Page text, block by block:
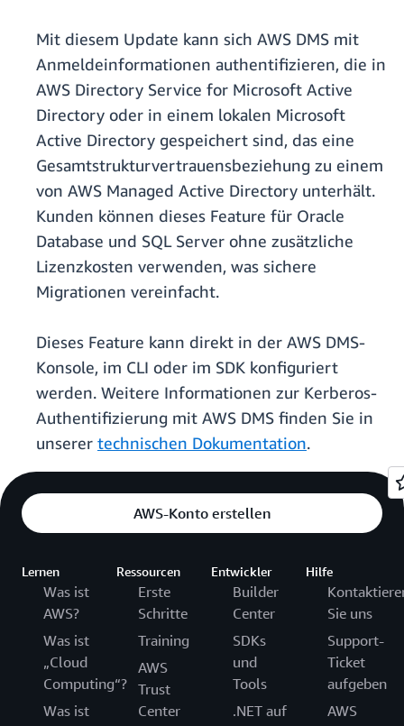
Mit diesem Update kann sich AWS DMS mit
Anmeldeinformationen authentifizieren, die in
AWS Directory Service for Microsoft Active
Directory oder in einem lokalen Microsoft
Active Directory gespeichert sind, das eine
Gesamtstrukturvertrauensbeziehung zu einem
von AWS Managed Active Directory unterhält.
Kunden können dieses Feature für Oracle
Database und SQL Server ohne zusätzliche
Lizenzkosten verwenden, was sichere
Migrationen vereinfacht.
Dieses Feature kann direkt in der AWS DMS-
Konsole, im CLI oder im SDK konfiguriert
werden. Weitere Informationen zur Kerberos-
Authentifizierung mit AWS DMS finden Sie in
unserer technischen Dokumentation.
AWS-Konto erstellen
Lernen
Was ist
AWS?
Was ist
„Cloud
Computing“?
Was ist
Ressourcen
Erste
Schritte
Training
AWS
Trust
Center
Entwickler
Builder
Center
SDKs
und
Tools
.NET auf
Hilfe
Sie uns
Support-
Ticket
aufgeben
AWS